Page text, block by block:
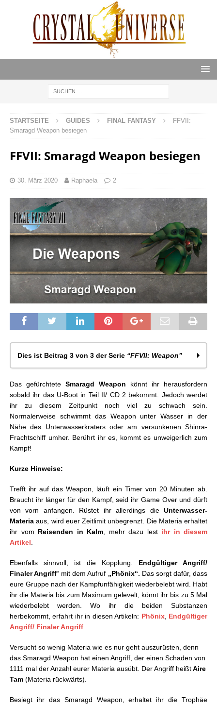
STARTSEITE GUIDES FINAL FANTASY
FFVII:
Smaragd Weapon besiegen
FFVII: Smaragd Weapon besiegen
30. März 2020 Raphaela 2
Dies ist Beitrag 3 von 3 der Serie “FFVII: Weapon”
FFVII: Ultima Weapon besiegen
FFVII: Rubin Weapon besiegen
FFVII: Smaragd Weapon besiegen
Das gefürchtete Smaragd Weapon könnt ihr herausfordern
sobald ihr das U-Boot in Teil II/ CD 2 bekommt. Jedoch werdet
ihr zu diesem Zeitpunkt noch viel zu schwach sein.
Normalerweise schwimmt das Weapon unter Wasser in der
Nähe des Unterwasserkraters oder am versunkenen Shinra-
Frachtschiff umher. Berührt ihr es, kommt es unweigerlich zum
Kampf!
Kurze Hinweise:
Trefft ihr auf das Weapon, läuft ein Timer von 20 Minuten ab.
Braucht ihr länger für den Kampf, seid ihr Game Over und dürft
von vorn anfangen. Rüstet ihr allerdings die Unterwasser-
Materia aus, wird euer Zeitlimit unbegrenzt. Die Materia erhaltet
ihr vom Reisenden in Kalm , mehr dazu lest ihr in diesem
Artikel
Ebenfalls sinnvoll, ist die Kopplung: Endgültiger Angriff/
Finaler Angriff“ mit dem Aufruf „Phönix“. Das sorgt dafür, dass
eure Gruppe nach der Kampfunfähigkeit wiederbelebt wird. Habt
ihr die Materia bis zum Maximum gelevelt, könnt ihr bis zu 5 Mal
wiederbelebt werden. Wo ihr die beiden Substanzen
herbekommt, erfahrt ihr in diesen Artikeln: Phönix, Endgültiger
Angriff/ Finaler Angriff
Versucht so wenig Materia wie es nur geht auszurüsten, denn
das Smaragd Weapon hat einen Angriff, der einen Schaden von
1111 mal der Anzahl eurer Materia ausübt. Der Angriff heißtAire
Tam (Materia rückwärts).
Besiegt ihr das Smaragd Weapon, erhaltet ihr die Trophäe